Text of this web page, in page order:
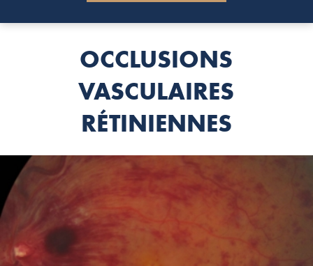
OCCLUSIONS
VASCULAIRES
RÉTINIENNES